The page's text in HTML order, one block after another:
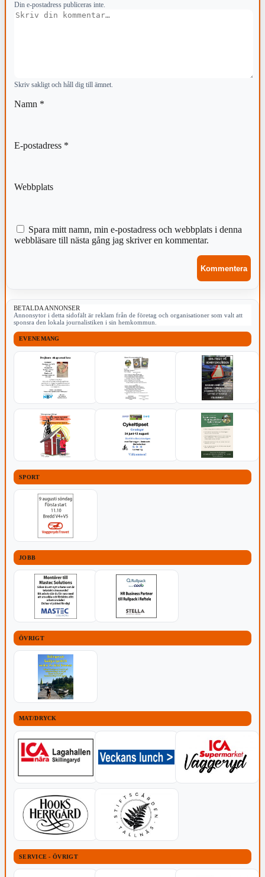
Din e-postadress publiceras inte.
Kommentar
Skriv sakligt och håll dig till ämnet.
Namn *
E-postadress *
Webbplats
Spara mitt namn, min e-postadress och webbplats i denna
webbläsare till nästa gång jag skriver en kommentar.
BETALDA ANNONSER
Annonsytor i detta sidofält är reklam från de företag och organisationer som valt att
sponsra den lokala journalistiken i sin hemkommun.
EVENEMANG
SPORT
JOBB
ÖVRIGT
MAT/DRYCK
SERVICE - ÖVRIGT